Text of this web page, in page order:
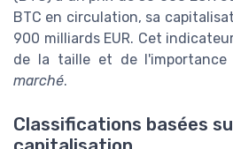
BTC en circulation, sa
900 milliards EUR. Cet
de la taille et de
marché.
Classifications basées